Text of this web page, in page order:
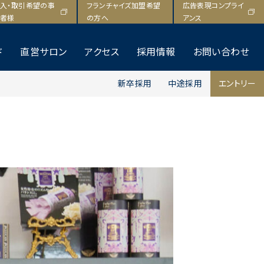
直営サロン アクセス 採用情報 お問い合わせ
・取引希望の事
様
フランチャイズ加盟希望
の方へ
広告表現コンプライ
アンス
新卒採用 中途採用 エントリー